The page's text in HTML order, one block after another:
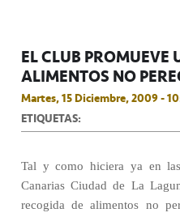
EL CLUB PROMUEVE
ALIMENTOS NO
Martes, 15 Diciembre, 2009 -
ETIQUETAS:
Tal y como hiciera ya en
Canarias Ciudad de La
recogida de alimentos no